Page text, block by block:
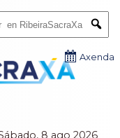
8 ago 2026
Axenda